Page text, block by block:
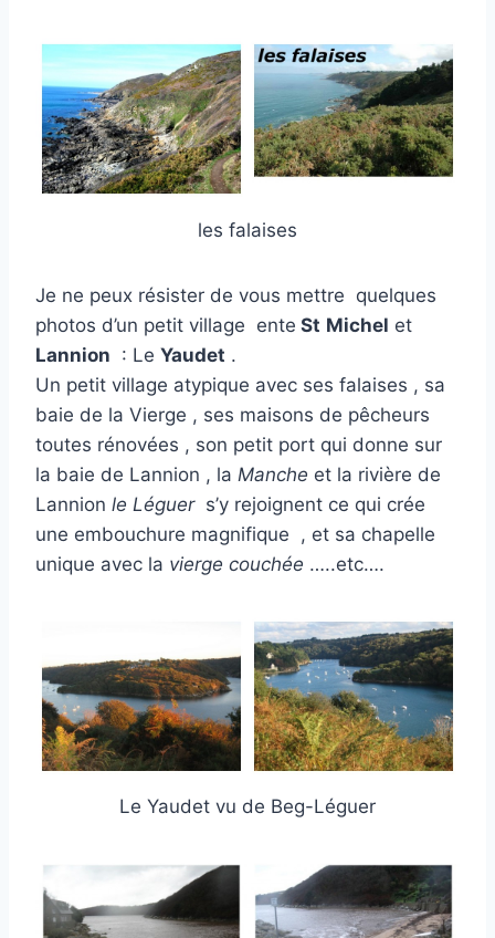
les falaises
Je ne peux résister de vous mettre quelques
photos d’un petit village ente St Michel et
Lannion : Le Yaudet .
Un petit village atypique avec ses falaises , sa
baie de la Vierge , ses maisons de pêcheurs
toutes rénovées , son petit port qui donne sur
la baie de Lannion , la Manche et la rivière de
Lannion le Léguer s’y rejoignent ce qui crée
une embouchure magnifique , et sa chapelle
unique avec la vierge couchée …..etc….
Le Yaudet vu de Beg-Léguer